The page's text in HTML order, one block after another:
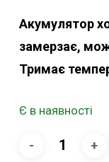
Акумулятор
замерзає,
Тримає
Є в наявності